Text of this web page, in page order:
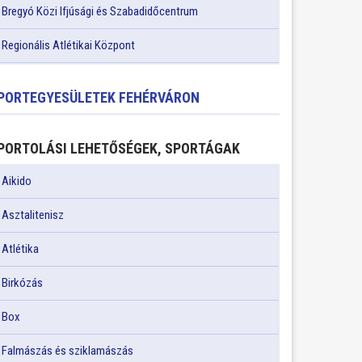
Bregyó Közi Ifjúsági és Szabadidőcentrum
Regionális Atlétikai Központ
FEHÉRVÁRON
LEHETŐSÉGEK, SPORTÁGAK
Aikido
Asztalitenisz
Atlétika
Birkózás
Box
Falmászás és sziklamászás